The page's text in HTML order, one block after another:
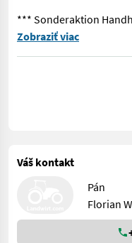
*** Sonderaktion
== Weitere
Zobraziť viac
Váš kontakt
Pán
Florian